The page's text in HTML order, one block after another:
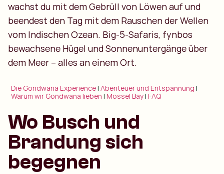
wachst du mit dem Gebrüll von Löwen auf und
beendest den Tag mit dem Rauschen der Wellen
vom Indischen Ozean. Big-5-Safaris, fynbos
bewachsene Hügel und Sonnenuntergänge über
dem Meer – alles an einem Ort.
Die Gondwana Experience|Abenteuer und Entspannung |
Warum wir Gondwana lieben |Mossel Bay|FAQ
Wo Busch und
Brandung sich
begegnen